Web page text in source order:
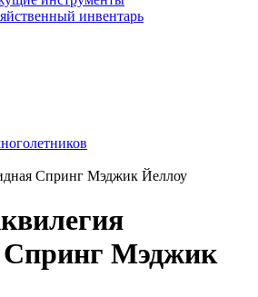
инвентарь
Спринг Мэджик Йеллоу
Спринг Мэджик